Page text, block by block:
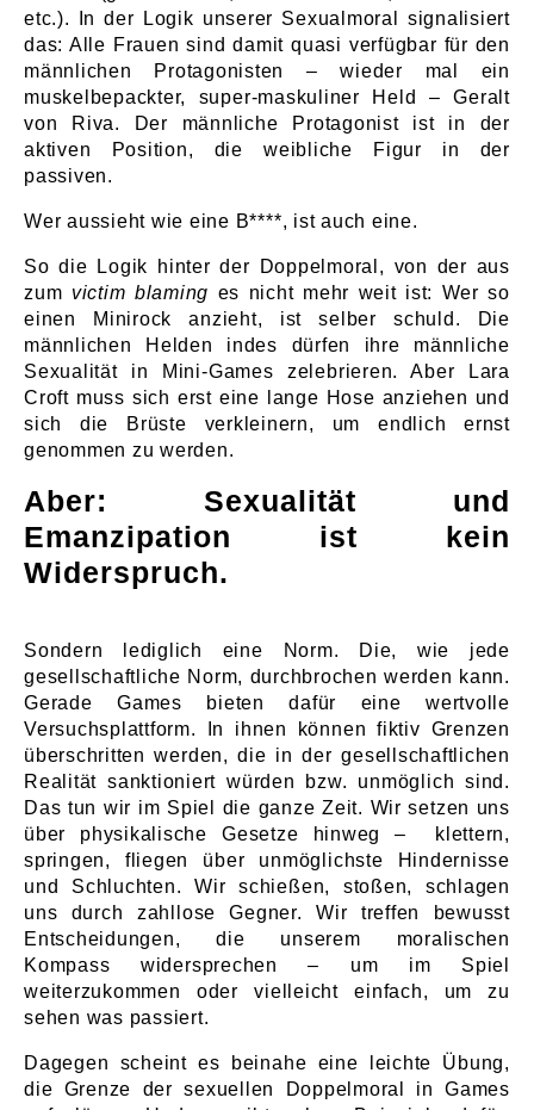
etc.). In der Logik unserer Sexualmoral signalisiert
das: Alle Frauen sind damit quasi verfügbar für den
männlichen Protagonisten – wieder mal ein
muskelbepackter, super-maskuliner Held – Geralt
von Riva. Der männliche Protagonist ist in der
aktiven Position, die weibliche Figur in der
passiven.
Wer aussieht wie eine B****, ist auch eine.
So die Logik hinter der Doppelmoral, von der aus
zum victim blaming es nicht mehr weit ist: Wer so
einen Minirock anzieht, ist selber schuld. Die
männlichen Helden indes dürfen ihre männliche
Sexualität in Mini-Games zelebrieren. Aber Lara
Croft muss sich erst eine lange Hose anziehen und
sich die Brüste verkleinern, um endlich ernst
genommen zu werden.
Aber: Sexualität und
Emanzipation ist kein
Widerspruch.
Sondern lediglich eine Norm. Die, wie jede
gesellschaftliche Norm, durchbrochen werden kann.
Gerade Games bieten dafür eine wertvolle
Versuchsplattform. In ihnen können fiktiv Grenzen
überschritten werden, die in der gesellschaftlichen
Realität sanktioniert würden bzw. unmöglich sind.
Das tun wir im Spiel die ganze Zeit. Wir setzen uns
über physikalische Gesetze hinweg – klettern,
springen, fliegen über unmöglichste Hindernisse
und Schluchten. Wir schießen, stoßen, schlagen
uns durch zahllose Gegner. Wir treffen bewusst
Entscheidungen, die unserem moralischen
Kompass widersprechen – um im Spiel
weiterzukommen oder vielleicht einfach, um zu
sehen was passiert.
Dagegen scheint es beinahe eine leichte Übung,
die Grenze der sexuellen Doppelmoral in Games